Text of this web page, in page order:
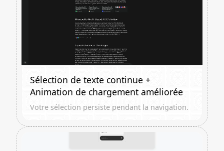
Sélection de texte continue +
Animation de chargement améliorée
Votre sélection persiste pendant la navigation.